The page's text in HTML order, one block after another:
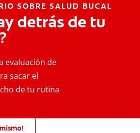
SOBRE SALUD BUCAL
detrás de tu
evaluación de
sacar el
de tu rutina